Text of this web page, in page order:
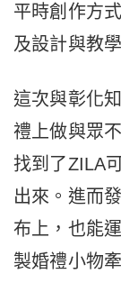
平時創作方
及設計與教
這次與彰化
禮上做與眾
找到了ZILA
出來。進而
布上，也能
製婚禮小物